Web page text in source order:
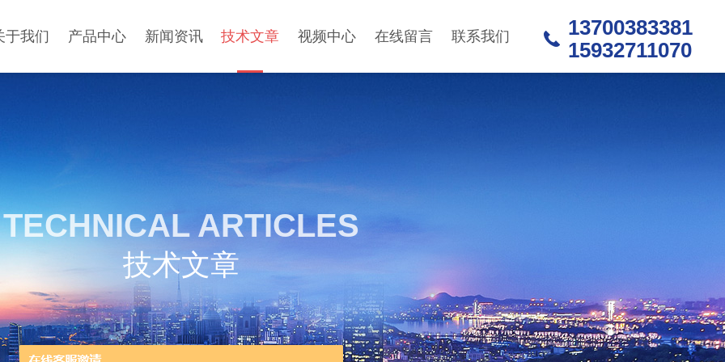
于我们 产品中心 新闻资讯 技术文章 视频中心 在线留言 联系我们
13700383381
15932711070
TECHNICAL ARTICLES
技术文章